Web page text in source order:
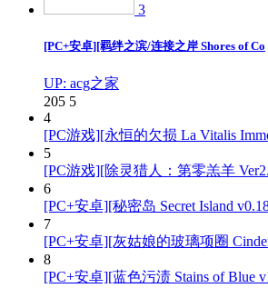
3
[PC+安卓][羁绊之滨/连接之岸 Shores of Co
UP: acg之家
205 5
4
[PC游戏][永恒的欠损 La Vitalis
5
[PC游戏][除灵猎人：第零羔羊
6
[PC+安卓][秘密岛 Secret Island
7
[PC+安卓][灰姑娘的玻璃项圈
8
[PC+安卓][蓝色污渍 Stains of Blue